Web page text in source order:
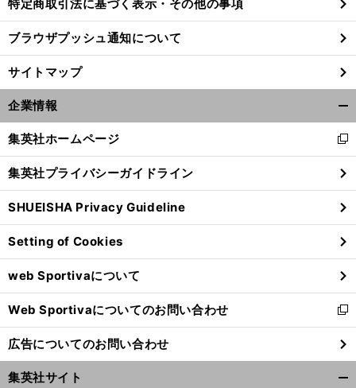
前
へ
特定商取引法に基づく表示・その他の事項
ブラウザプッシュ通知について
サイトマップ
企業情報
閉
る
集英社ホームページ
新
し
い
ウ
ィ
ン
ド
ウ
で
開
く
集英社プライバシーガイドライン
SHUEISHA Privacy Guideline
Setting of Cookies
web Sportivaについて
Web Sportivaについてのお問い合わせ
新
し
い
ウ
ィ
広告についてのお問い合わせ
集英社サイト